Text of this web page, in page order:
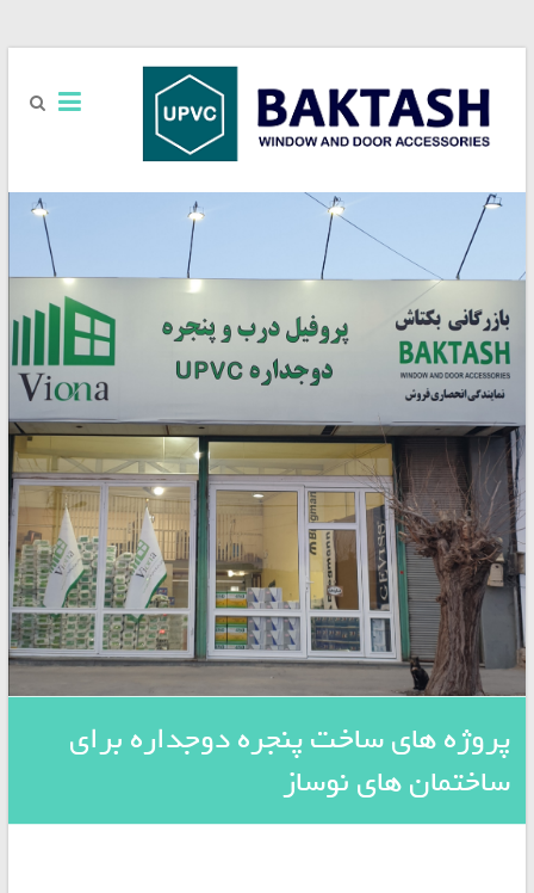
بازرگانی
UPVC
فروش
UPVC
آکادو
ACCADO
/
رزه
REZE
/
کایاپن
KAYA
PEN
/
برگمن
Bregmann
/
جویس
geviss
UPVC
برند
ویونا
/
پروژه های ساخت پنجره دوجداره برای
ساختمان های نوساز